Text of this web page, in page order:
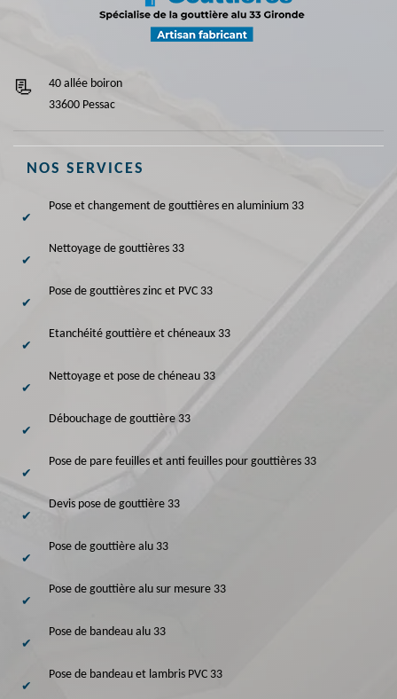
40 allée boiron
33600 Pessac
NOS SERVICES
Pose et changement de gouttières en aluminium 33
Nettoyage de gouttières 33
Pose de gouttières zinc et PVC 33
Etanchéité gouttière et chéneaux 33
Nettoyage et pose de chéneau 33
Débouchage de gouttière 33
Pose de pare feuilles et anti feuilles pour gouttières 33
Devis pose de gouttière 33
Pose de gouttière alu 33
Pose de gouttière alu sur mesure 33
Pose de bandeau alu 33
Pose de bandeau et lambris PVC 33